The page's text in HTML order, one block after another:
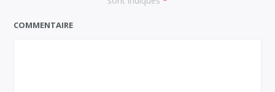
COMMENTAIRE